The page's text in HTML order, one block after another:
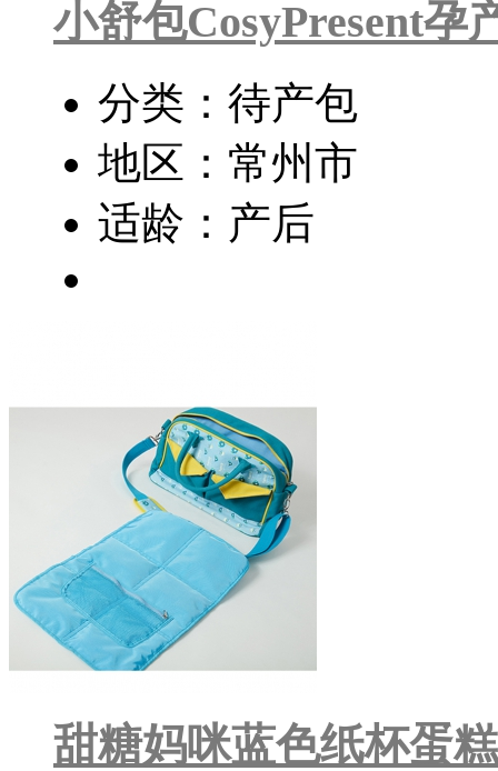
小舒包CosyPresent孕
分类：待产包
地区：常州市
适龄：产后
甜糖妈咪蓝色纸杯蛋